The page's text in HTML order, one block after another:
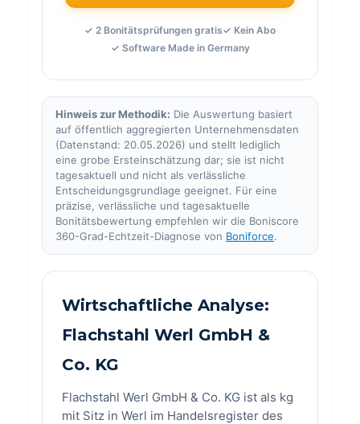
✓ 2 Bonitätsprüfungen gratis✓ Kein Abo
✓ Software Made in Germany
Hinweis zur Methodik: Die Auswertung basiert
auf öffentlich aggregierten Unternehmensdaten
(Datenstand: 20.05.2026) und stellt lediglich
eine grobe Ersteinschätzung dar; sie ist nicht
tagesaktuell und nicht als verlässliche
Entscheidungsgrundlage geeignet. Für eine
präzise, verlässliche und tagesaktuelle
Bonitätsbewertung empfehlen wir die Boniscore
360-Grad-Echtzeit-Diagnose von Boniforce.
Wirtschaftliche Analyse:
Flachstahl Werl GmbH &
Co. KG
Flachstahl Werl GmbH & Co. KG ist als kg
mit Sitz in Werl im Handelsregister des